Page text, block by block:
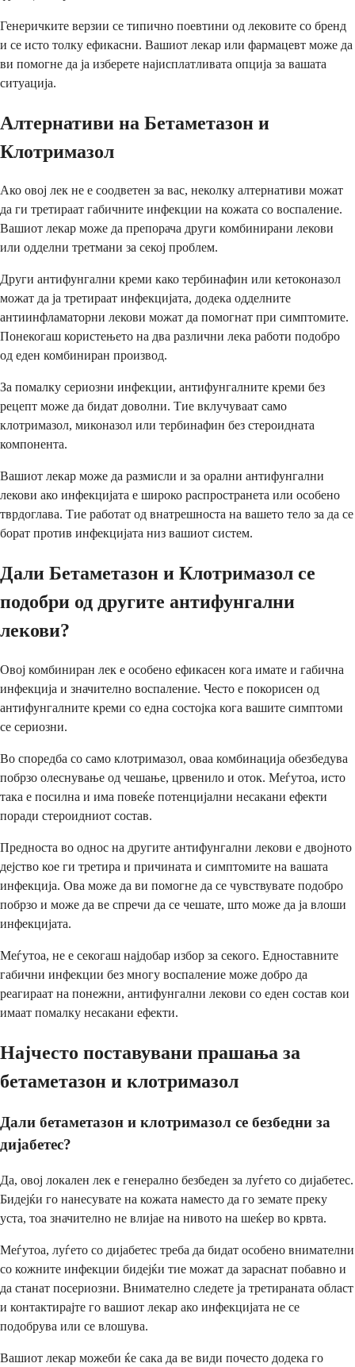
Генеричките верзии се типично поевтини од лековите со бренд
и се исто толку ефикасни. Вашиот лекар или фармацевт може да
ви помогне да ја изберете најисплатливата опција за вашата
ситуација.
Алтернативи на Бетаметазон и
Клотримазол
Ако овој лек не е соодветен за вас, неколку алтернативи можат
да ги третираат габичните инфекции на кожата со воспаление.
Вашиот лекар може да препорача други комбинирани лекови
или одделни третмани за секој проблем.
Други антифунгални креми како тербинафин или кетоконазол
можат да ја третираат инфекцијата, додека одделните
антиинфламаторни лекови можат да помогнат при симптомите.
Понекогаш користењето на два различни лека работи подобро
од еден комбиниран производ.
За помалку сериозни инфекции, антифунгалните креми без
рецепт може да бидат доволни. Тие вклучуваат само
клотримазол, миконазол или тербинафин без стероидната
компонента.
Вашиот лекар може да размисли и за орални антифунгални
лекови ако инфекцијата е широко распространета или особено
тврдоглава. Тие работат од внатрешноста на вашето тело за да се
борат против инфекцијата низ вашиот систем.
Дали Бетаметазон и Клотримазол се
подобри од другите антифунгални
лекови?
Овој комбиниран лек е особено ефикасен кога имате и габична
инфекција и значително воспаление. Често е покорисен од
антифунгалните креми со една состојка кога вашите симптоми
се сериозни.
Во споредба со само клотримазол, оваа комбинација обезбедува
побрзо олеснување од чешање, црвенило и оток. Меѓутоа, исто
така е посилна и има повеќе потенцијални несакани ефекти
поради стероидниот состав.
Предноста во однос на другите антифунгални лекови е двојното
дејство кое ги третира и причината и симптомите на вашата
инфекција. Ова може да ви помогне да се чувствувате подобро
побрзо и може да ве спречи да се чешате, што може да ја влоши
инфекцијата.
Меѓутоа, не е секогаш најдобар избор за секого. Едноставните
габични инфекции без многу воспаление може добро да
реагираат на понежни, антифунгални лекови со еден состав кои
имаат помалку несакани ефекти.
Најчесто поставувани прашања за
бетаметазон и клотримазол
Дали бетаметазон и клотримазол се безбедни за
дијабетес?
Да, овој локален лек е генерално безбеден за луѓето со дијабетес.
Бидејќи го нанесувате на кожата наместо да го земате преку
уста, тоа значително не влијае на нивото на шеќер во крвта.
Меѓутоа, луѓето со дијабетес треба да бидат особено внимателни
со кожните инфекции бидејќи тие можат да зараснат побавно и
да станат посериозни. Внимателно следете ја третираната област
и контактирајте го вашиот лекар ако инфекцијата не се
подобрува или се влошува.
Вашиот лекар можеби ќе сака да ве види почесто додека го